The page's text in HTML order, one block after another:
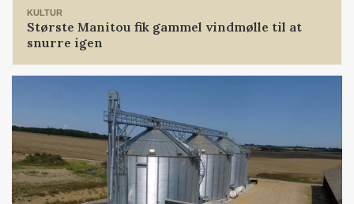
KULTUR
Største Manitou fik gammel vindmølle til at
snurre igen